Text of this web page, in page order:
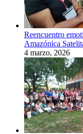
Reencuentro
Amazónica
4 marzo, 2026